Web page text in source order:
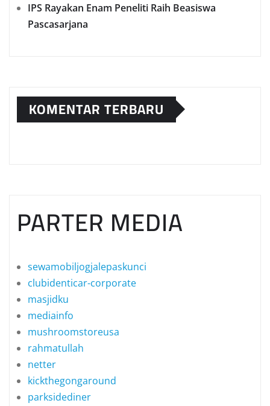
IPS Rayakan Enam Peneliti Raih Beasiswa
Pascasarjana
KOMENTAR TERBARU
PARTER MEDIA
sewamobiljogjalepaskunci
clubidenticar-corporate
masjidku
mediainfo
mushroomstoreusa
rahmatullah
netter
kickthegongaround
parksidediner